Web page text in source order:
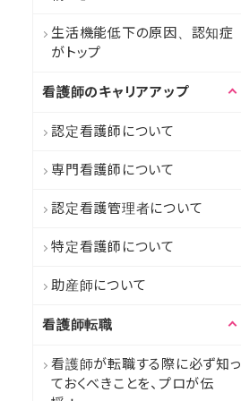
生活機能低下の原因、認知症
がトップ
看護師のキャリアアップ
認定看護師について
専門看護師について
認定看護管理者について
特定看護師について
助産師について
看護師転職
看護師が転職する際に必ず知っ
ておくべきことを、プロが伝